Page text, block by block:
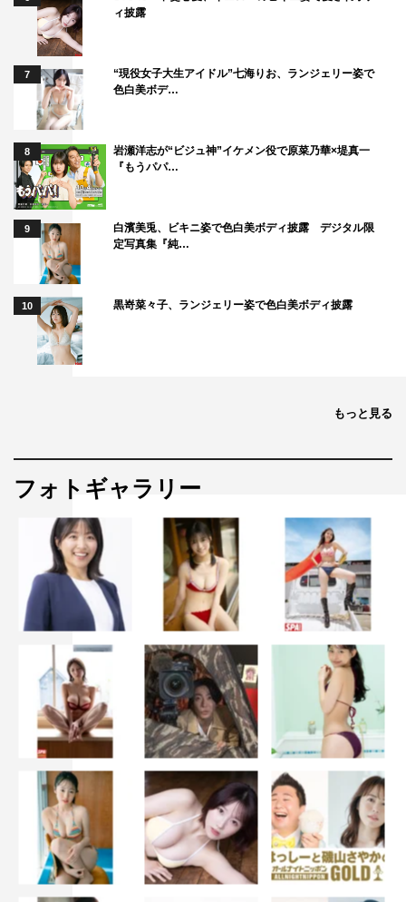
ィ披露
7
“現役女子大生アイドル”七海りお、ランジェリー姿で
色白美ボデ…
8
岩瀬洋志が“ビジュ神”イケメン役で原菜乃華×堤真一
『もうパパ…
9
白濱美兎、ビキニ姿で色白美ボディ披露 デジタル限
定写真集『純…
10 黒嵜菜々子、ランジェリー姿で色白美ボディ披露
もっと見る
フォトギャラリー